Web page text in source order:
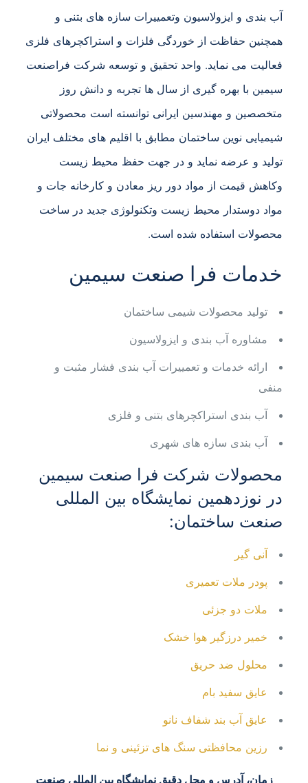
آب بندی و ایزولاسیون وتعمییرات سازه های بتنی و
همچنین حفاظت از خوردگی فلزات و استراکچرهای فلزی
فعالیت می نماید. واحد تحقیق و توسعه شرکت فراصنعت
سیمین با بهره گیری از سال ها تجربه و دانش روز
متخصصین و مهندسین ایرانی توانسته است محصولاتی
شیمیایی نوین ساختمان مطابق با اقلیم های مختلف ایران
تولید و عرضه نماید و در جهت حفظ محیط زیست
وکاهش قیمت از مواد دور ریز معادن و کارخانه جات و
مواد دوستدار محیط زیست وتکنولوژی جدید در ساخت
محصولات استفاده شده است.
خدمات فرا صنعت سیمین
تولید محصولات شیمی ساختمان
مشاوره آب بندی و ایزولاسیون
ارائه خدمات و تعمییرات آب بندی فشار مثبت و
منفی
آب بندی استراکچرهای بتنی و فلزی
آب بندی سازه های شهری
محصولات شرکت فرا صنعت سیمین
در نوزدهمین نمایشگاه بین المللی
صنعت ساختمان:
آنی گیر
پودر ملات تعمیری
ملات دو جزئی
خمیر درزگیر هوا خشک
محلول ضد حریق
عایق سفید بام
عایق آب بند شفاف نانو
رزین محافظتی سنگ های تزئینی و نما
زمان، آدرس و محل دقیق نمایشگاه بین المللی صنعت